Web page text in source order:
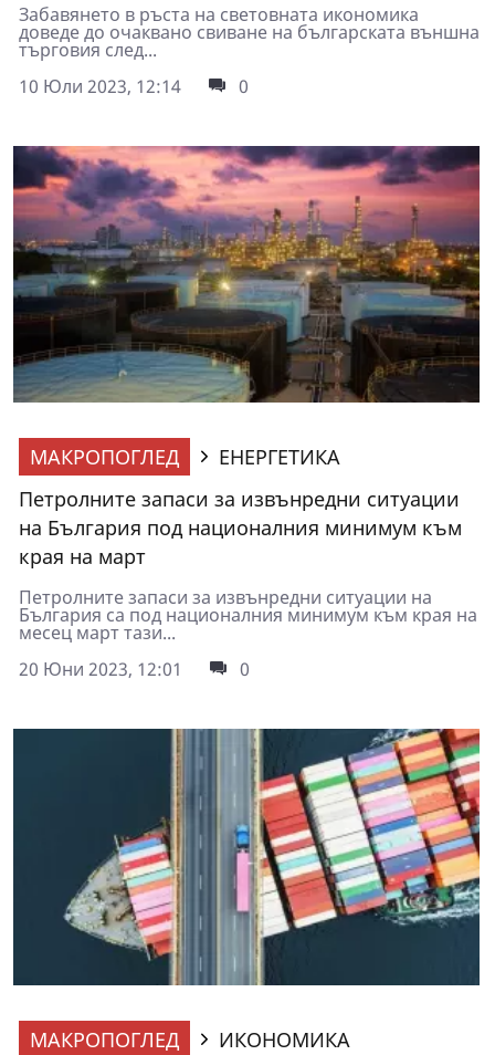
Забавянето в ръста на световната икономика
доведе до очаквано свиване на българската външна
търговия след...
10 Юли 2023, 12:14
0
МАКРОПОГЛЕД
ЕНЕРГЕТИКА
Петролните запаси за извънредни ситуации
на България под националния минимум към
края на март
Петролните запаси за извънредни ситуации на
България са под националния минимум към края на
месец март тази...
20 Юни 2023, 12:01
0
МАКРОПОГЛЕД
ИКОНОМИКА